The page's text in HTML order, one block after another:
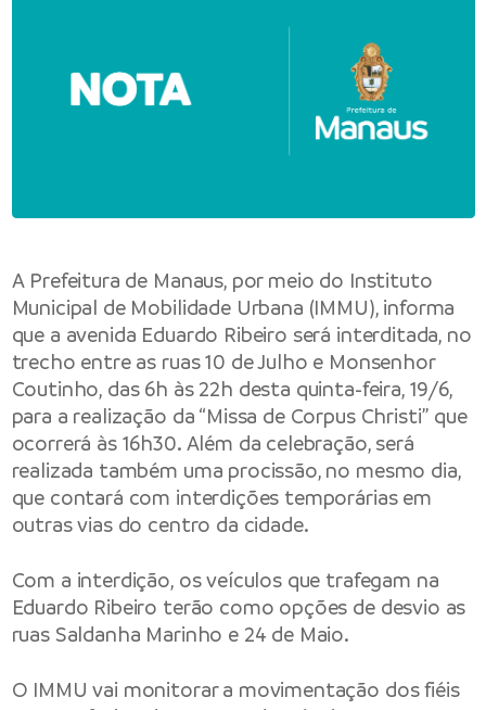
A Prefeitura de Manaus, por meio do Instituto
Municipal de Mobilidade Urbana (IMMU), informa
que a avenida Eduardo Ribeiro será interditada, no
trecho entre as ruas 10 de Julho e Monsenhor
Coutinho, das 6h às 22h desta quinta-feira, 19/6,
para a realização da “Missa de Corpus Christi” que
ocorrerá às 16h30. Além da celebração, será
realizada também uma procissão, no mesmo dia,
que contará com interdições temporárias em
outras vias do centro da cidade.
Com a interdição, os veículos que trafegam na
Eduardo Ribeiro terão como opções de desvio as
ruas Saldanha Marinho e 24 de Maio.
O IMMU vai monitorar a movimentação dos fiéis